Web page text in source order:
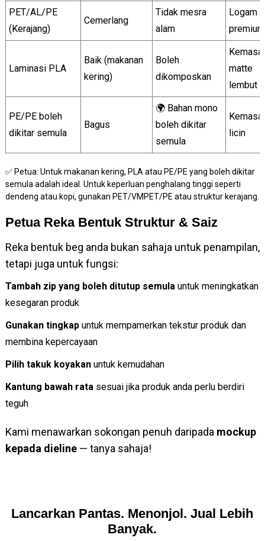
PET/AL/PE
(Kerajang)
Cemerlang
Tidak mesra
alam
Logam
premium
Laminasi PLA
Baik (makanan
kering)
Boleh
dikomposkan
matte
lembut
PE/PE boleh
dikitar semula
Bagus
🌍 Bahan mono
boleh dikitar
semula
licin
✅ Petua: Untuk makanan kering, PLA atau PE/PE yang boleh dikitar
semula adalah ideal. Untuk keperluan penghalang tinggi seperti
dendeng atau kopi, gunakan PET/VMPET/PE atau struktur kerajang.
Petua Reka Bentuk Struktur & Saiz
Reka bentuk beg anda bukan sahaja untuk penampilan,
tetapi juga untuk fungsi:
Tambah zip yang boleh ditutup semulauntuk meningkatkan
kesegaran produk
Gunakan tingkapuntuk mempamerkan tekstur produk dan
membina kepercayaan
Pilih takuk koyakanuntuk kemudahan
Kantung bawah ratasesuai jika produk anda perlu berdiri
teguh
Kami menawarkan sokongan penuh daripada mockup
kepada dieline— tanya sahaja!
Lancarkan Pantas. Menonjol. Jual Lebih
Banyak.